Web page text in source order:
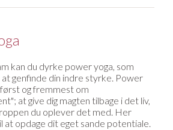
kan du dyrke power yoga, som
genfinde din indre styrke. Power
og fremmest om
at give dig magten tilbage i det liv,
du oplever det med. Her
at opdage dit eget sande potentiale.